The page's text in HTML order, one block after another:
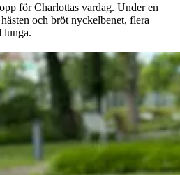
för Charlottas vardag. Under en
och bröt nyckelbenet, flera
lunga.